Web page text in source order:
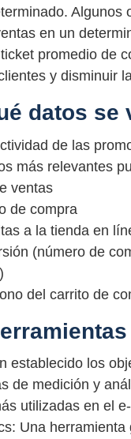
en un
promedio de
y disminuir
datos se
de las
más relevantes
ventas
de compra
a la tienda en
(número de
del carrito de
establecido los
de medición y
utilizadas en el
Una